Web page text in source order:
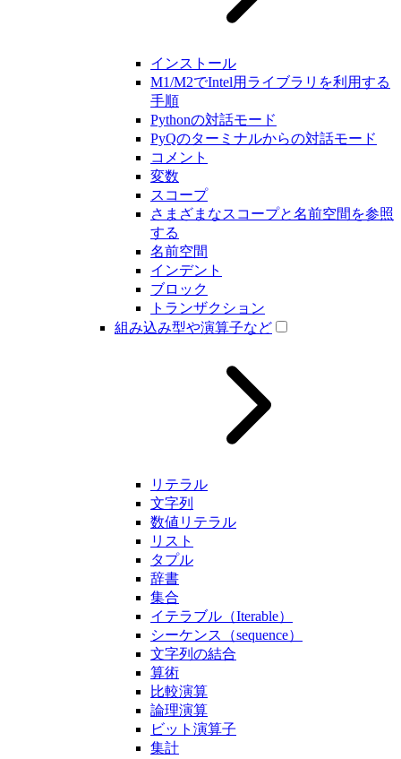
インストール
M1/M2でIntel用ライブラリを利用する
手順
Pythonの対話モード
PyQのターミナルからの対話モード
コメント
変数
スコープ
さまざまなスコープと名前空間を参照
する
名前空間
インデント
ブロック
トランザクション
組み込み型や演算子など
リテラル
文字列
数値リテラル
リスト
タプル
辞書
集合
イテラブル（Iterable）
シーケンス（sequence）
文字列の結合
算術
比較演算
論理演算
ビット演算子
集計